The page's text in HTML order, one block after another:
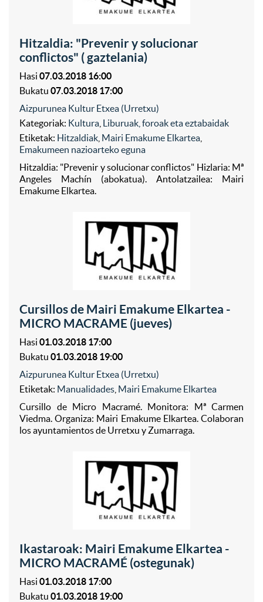
Hitzaldia: "Prevenir y solucionar
conflictos" ( gaztelania)
Hasi 07.03.2018 16:00
Bukatu 07.03.2018 17:00
Aizpurunea Kultur Etxea (Urretxu)
Kategoriak: Kultura Liburuak, foroak eta eztabaidak
Etiketak: Hitzaldiak Mairi Emakume Elkartea
Emakumeen nazioarteko eguna
Hitzaldia: "Prevenir y solucionar conflictos" Hizlaria: Mª
Angeles Machín (abokatua). Antolatzailea: Mairi
Emakume Elkartea.
Cursillos de Mairi Emakume Elkartea -
MICRO MACRAME (jueves)
Hasi 01.03.2018 17:00
Bukatu 01.03.2018 19:00
Aizpurunea Kultur Etxea (Urretxu)
Etiketak: Manualidades Mairi Emakume Elkartea
Cursillo de Micro Macramé. Monitora: Mª Carmen
Viedma. Organiza: Mairi Emakume Elkartea. Colaboran
los ayuntamientos de Urretxu y Zumarraga.
Ikastaroak: Mairi Emakume Elkartea -
MICRO MACRAMÉ (ostegunak)
Hasi 01.03.2018 17:00
Bukatu 01.03.2018 19:00